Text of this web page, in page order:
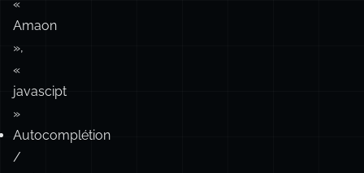
—
«
Micheal
Jordan
»,
«
Amaon
»,